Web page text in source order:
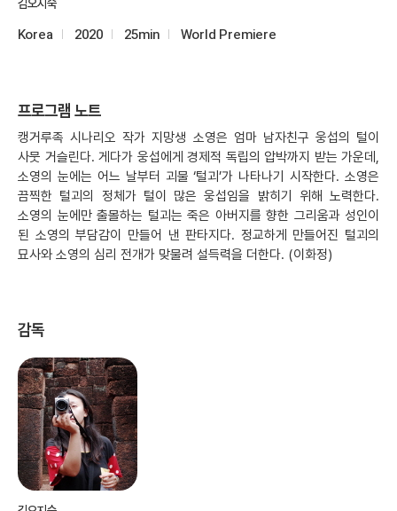
김오지숙
Korea 2020 25min World Premiere
프로그램 노트
캥거루족 시나리오 작가 지망생 소영은 엄마 남자친구 웅섭의 털이
사뭇 거슬린다. 게다가 웅섭에게 경제적 독립의 압박까지 받는 가운데,
소영의 눈에는 어느 날부터 괴물 ‘털괴’가 나타나기 시작한다. 소영은
끔찍한 털괴의 정체가 털이 많은 웅섭임을 밝히기 위해 노력한다.
소영의 눈에만 출몰하는 털괴는 죽은 아버지를 향한 그리움과 성인이
된 소영의 부담감이 만들어 낸 판타지다. 정교하게 만들어진 털괴의
묘사와 소영의 심리 전개가 맞물려 설득력을 더한다. (이화정)
감독